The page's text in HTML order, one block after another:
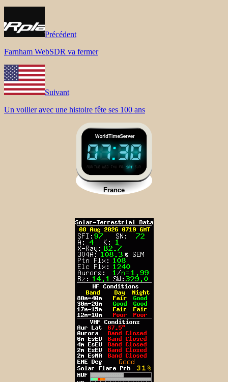
Précédent
Farnham WebSDR va fermer
Suivant
Un voilier avec une histoire fête ses 100 ans